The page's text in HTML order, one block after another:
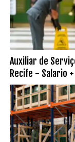
Auxiliar de
Recife - Salario +